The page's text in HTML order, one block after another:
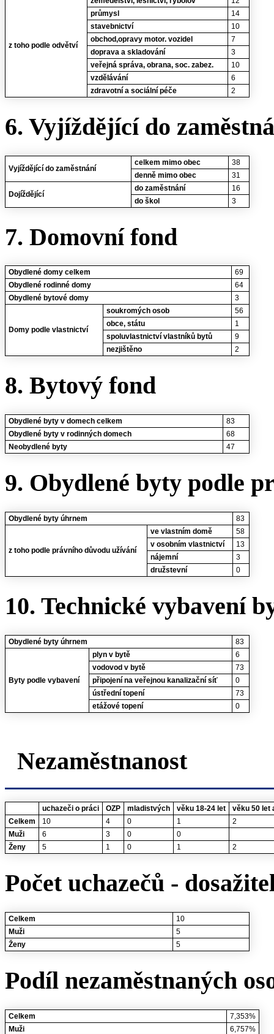
z toho podle odvětví
průmysl
14
stavebnictví
10
obchod,opravy motor. vozidel
7
doprava a skladování
3
veřejná správa, obrana, soc. zabez.
10
vzdělávání
6
zdravotní a sociální péče
2
6. Vyjíždějící do
Vyjíždějící do zaměstnání
celkem mimo obec
38
denně mimo obec
31
Dojíždějící
do zaměstnání
16
do škol
3
7. Domovní fond
Obydlené domy celkem
69
Obydlené rodinné domy
64
Obydlené bytové domy
3
Domy podle vlastnictví
soukromých osob
56
obce, státu
1
spoluvlastnictví vlastníků bytů
9
nezjištěno
2
8. Bytový fond
Obydlené byty v domech celkem
83
Obydlené byty v rodinných domech
68
Neobydlené byty
47
9. Obydlené byty podle
Obydlené byty úhrnem 83
z toho podle právního důvodu užívání
ve vlastním domě
58
v osobním vlastnictví
13
nájemní
3
družstevní
0
10. Technické vybavení
Obydlené byty úhrnem 83
Byty podle vybavení
plyn v bytě
6
vodovod v bytě
73
připojení na veřejnou kanalizační síť
0
ústřední topení
73
etážové topení
0
Nezaměstnanost
uchazeči o práci OZP mladistvých věku 18-24 let
věku 50 let
Celkem
10 4 0 1
2
Muži
6 3 0
0
Ženy
5 1 0 1 2
Počet uchazečů -
Celkem
10
Muži
5
Ženy
5
Podíl nezaměstnaných
Celkem
7,353%
Muži
6,757%